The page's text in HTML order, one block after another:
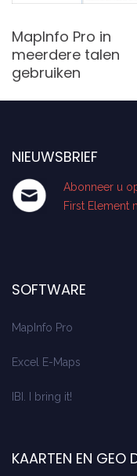
MapInfo Pro in
meerdere talen
gebruiken
NIEUWSBRIEF
Abonneer u
First Element
SOFTWARE
MapInfo Pro
Excel E-Maps
IBI. I bring it!
KAARTEN EN GEO